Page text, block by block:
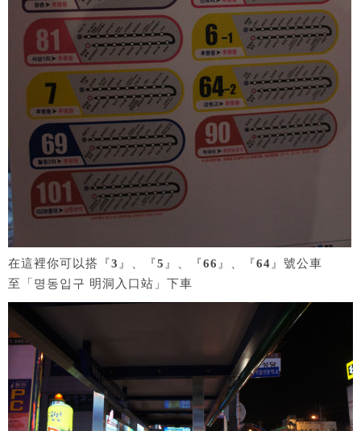
在這裡你可以搭『3 』、『5 』、『66 』、『64』號公車
至「명동입구 明洞入口站」下車